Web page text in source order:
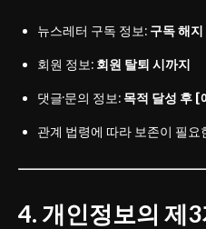
뉴스레터 구독 정보: 구독 해
회원 정보: 회원 탈퇴 시까지
댓글·문의 정보: 목적 달성 후 [
관계 법령에 따라 보존이 필
4. 개인정보의 제